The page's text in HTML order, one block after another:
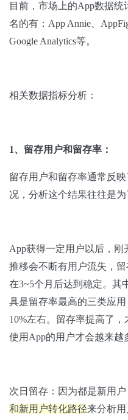
目前，市场上的App数据
名的有：App Annie、
Google Analytics等。
相关数据指标分析：
1、留存用户和留存率：
留存用户和留存率通常反
况，分析这个结果往往是为
App获得一定用户以后，
推移会不断有用户流失，
在3~5个月后达到稳定。其
具是留存率最高的三类应
10%左右。留存率提高了
使用App的用户才会越来越
次日留存：因为都是新用
和新用户转化路径来分析